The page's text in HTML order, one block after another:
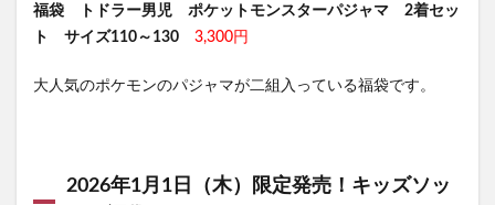
福袋 トドラー男児 ポケットモンスターパジャマ 2着セッ
ト
サイズ110～130 3,300円
大人気のポケモンのパジャマが二組入っている福袋です。
2026年1月1日（木）限定発売！キッズソッ